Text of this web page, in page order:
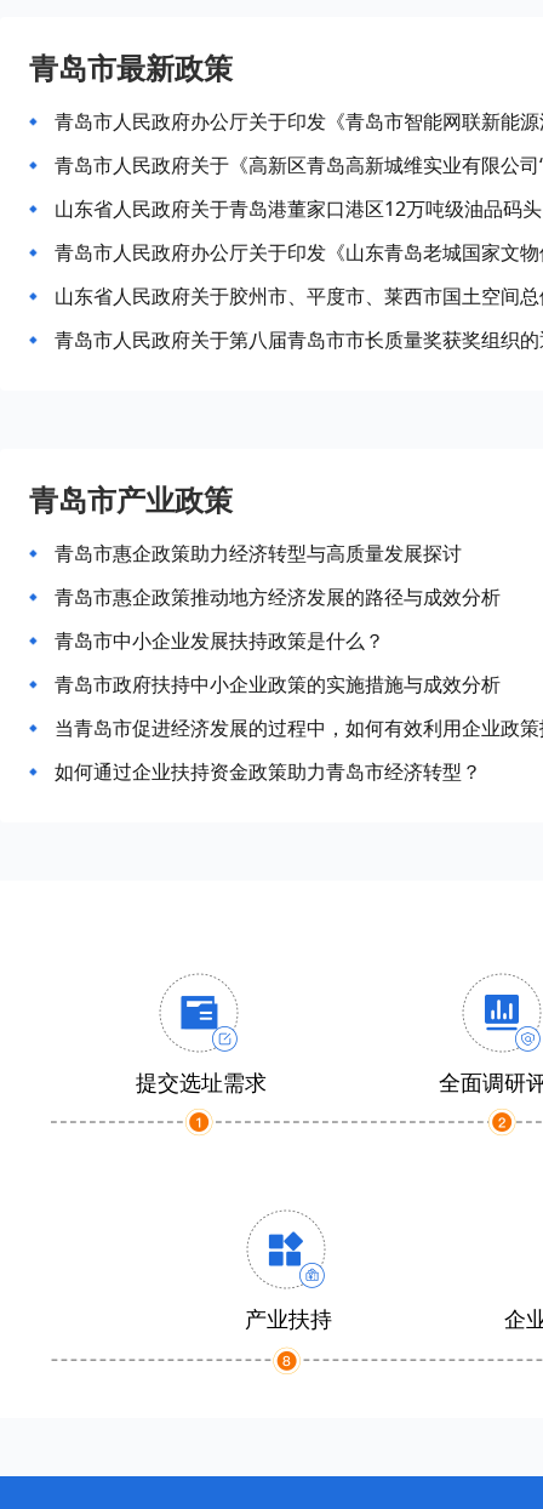
青岛市最新政策
山东省人民政府关于青岛港董家口港区12万吨级油品码
山东省人民政府关于胶州市、平度市、莱西市国土空间
青岛市人民政府关于第八届青岛市市长质量奖获奖组织
青岛市产业政策
青岛市惠企政策助力经济转型与高质量发展探讨
青岛市惠企政策推动地方经济发展的路径与成效分析
青岛市中小企业发展扶持政策是什么？
青岛市政府扶持中小企业政策的实施措施与成效分析
当青岛市促进经济发展的过程中，如何有效利用企业政
如何通过企业扶持资金政策助力青岛市经济转型？
提交选址需求 全面调研
产业扶持 企